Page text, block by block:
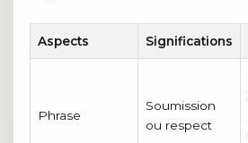
Aspects Significations
Phrase
Soumission
ou respect